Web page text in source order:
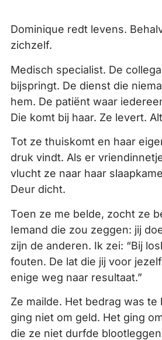
Dominique redt levens.
zichzelf.
Medisch specialist. De
bijspringt. De dienst die
hem. De patiënt waar
Die komt bij haar. Ze levert.
Tot ze thuiskomt en haar
druk vindt. Als er
vlucht ze naar haar
Deur dicht.
Toen ze me belde, zocht ze
Iemand die zou zeggen: jij
zijn de anderen. Ik zei: “Bij
fouten. De lat die jij voor
enige weg naar resultaat.”
Ze mailde. Het bedrag was te
ging niet om geld. Het ging
die ze niet durfde